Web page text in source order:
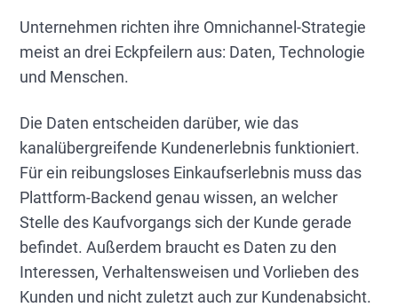
Unternehmen richten ihre Omnichannel-Strategie
meist an drei Eckpfeilern aus: Daten, Technologie
und Menschen.
Die Daten entscheiden darüber, wie das
kanalübergreifende Kundenerlebnis funktioniert.
Für ein reibungsloses Einkaufserlebnis muss das
Plattform-Backend genau wissen, an welcher
Stelle des Kaufvorgangs sich der Kunde gerade
befindet. Außerdem braucht es Daten zu den
Interessen, Verhaltensweisen und Vorlieben des
Kunden und nicht zuletzt auch zur Kundenabsicht.